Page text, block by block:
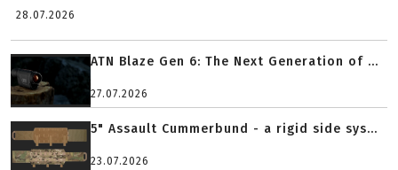
28.07.2026
ATN Blaze Gen 6: The Next Generation of ...
27.07.2026
5" Assault Cummerbund - a rigid side sys...
23.07.2026